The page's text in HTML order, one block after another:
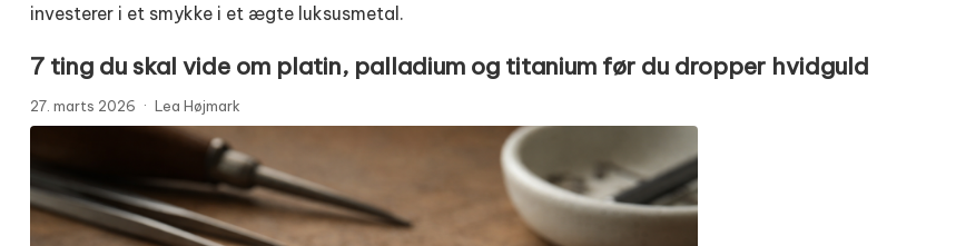
investerer i et smykke i et ægte luksusmetal.
7 ting du skal vide om platin, palladium og titanium før du dropper hvidguld
27. marts 2026 · Lea Højmark